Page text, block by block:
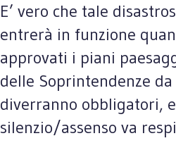
E’ vero che tale
entrerà in funzione
approvati i piani
delle Soprintendenze
diverranno obbligatori,
silenzio/assenso va